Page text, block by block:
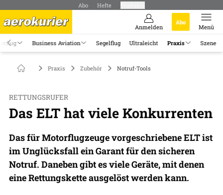
Abo Hefte
Anmelden
Abo
Menü
Business Aviation Segelflug Ultraleicht Praxis Szene
Praxis Zubehör Notruf-Tools
RETTUNGSRUFER
Das ELT hat viele Konkurrenten
Das für Motorflugzeuge vorgeschriebene ELT ist
im Unglücksfall ein Garant für den sicheren
Notruf. Daneben gibt es viele Geräte, mit denen
eine Rettungskette ausgelöst werden kann.